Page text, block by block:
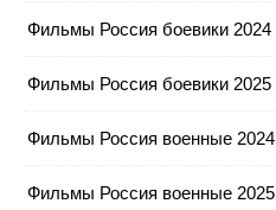
Фильмы Россия боевики 2024
Фильмы Россия боевики 2025
Фильмы Россия военные 2024
Фильмы Россия военные 2025